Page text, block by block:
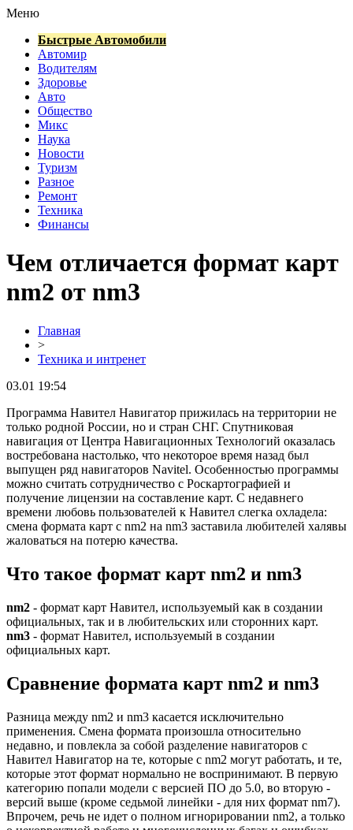
Меню
Быстрые Автомобили
Автомир
Водителям
Здоровье
Авто
Общество
Микс
Наука
Новости
Туризм
Разное
Ремонт
Техника
Финансы
Чем отличается формат карт
nm2 от nm3
Главная
>
Техника и интренет
03.01 19:54
Программа Навител Навигатор прижилась на территории не
только родной России, но и стран СНГ. Спутниковая
навигация от Центра Навигационных Технологий оказалась
востребована настолько, что некоторое время назад был
выпущен ряд навигаторов Navitel. Особенностью программы
можно считать сотрудничество с Роскартографией и
получение лицензии на составление карт. С недавнего
времени любовь пользователей к Навител слегка охладела:
смена формата карт с nm2 на nm3 заставила любителей халявы
жаловаться на потерю качества.
Что такое формат карт nm2 и nm3
nm2 - формат карт Навител, используемый как в создании
официальных, так и в любительских или сторонних карт.
nm3 - формат Навител, используемый в создании
официальных карт.
Сравнение формата карт nm2 и nm3
Разница между nm2 и nm3 касается исключительно
применения. Смена формата произошла относительно
недавно, и повлекла за собой разделение навигаторов с
Навител Навигатор на те, которые с nm2 могут работать, и те,
которые этот формат нормально не воспринимают. В первую
категорию попали модели с версией ПО до 5.0, во вторую -
версий выше (кроме седьмой линейки - для них формат nm7).
Впрочем, речь не идет о полном игнорировании nm2, а только